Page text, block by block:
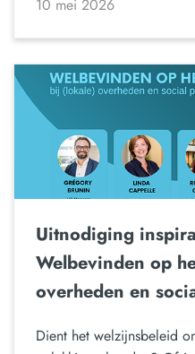
10 mei 2026
Uitnodiging
Welbevinden op
overheden en
Dient het welzijnsbeleid